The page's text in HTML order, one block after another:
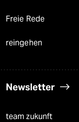
Freie Rede
reingehen
Newsletter
team zukunft